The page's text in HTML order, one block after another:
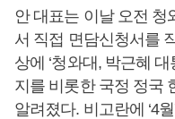
안 대표는 이날 오전 청
서 직접 면담신청서를
상에 ‘청와대, 박근혜 대
지를 비롯한 국정 정국
알려졌다. 비고란에 ‘4